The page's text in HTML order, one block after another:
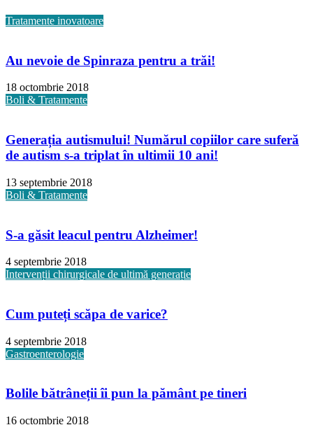
Tratamente inovatoare
Au nevoie de Spinraza pentru a trăi!
18 octombrie 2018
Boli & Tratamente
Generația autismului! Numărul copiilor care suferă
de autism s-a triplat în ultimii 10 ani!
13 septembrie 2018
Boli & Tratamente
S-a găsit leacul pentru Alzheimer!
4 septembrie 2018
Intervenții chirurgicale de ultimă generație
Cum puteți scăpa de varice?
4 septembrie 2018
Gastroenterologie
Bolile bătrâneții îi pun la pământ pe tineri
16 octombrie 2018